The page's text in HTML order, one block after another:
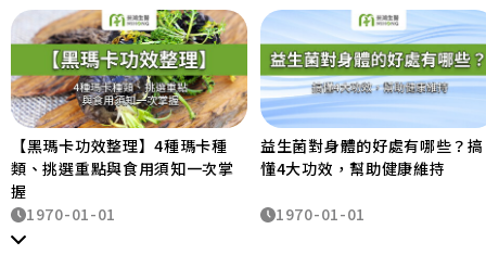
【黑瑪卡功效整理】4種瑪卡種
類、挑選重點與食用須知一次掌
握
1970-01-01
益生菌對身體的好處有哪些？搞
懂4大功效，幫助健康維持
1970-01-01